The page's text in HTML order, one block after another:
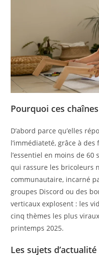
Pourquoi ces
D’abord parce qu’elles
l’immédiateté, grâce à
l’essentiel en moins de 60
qui rassure les bricoleurs
communautaire, incarné
groupes Discord ou des
verticaux explosent : les
cinq thèmes les plus
printemps 2025.
Les sujets